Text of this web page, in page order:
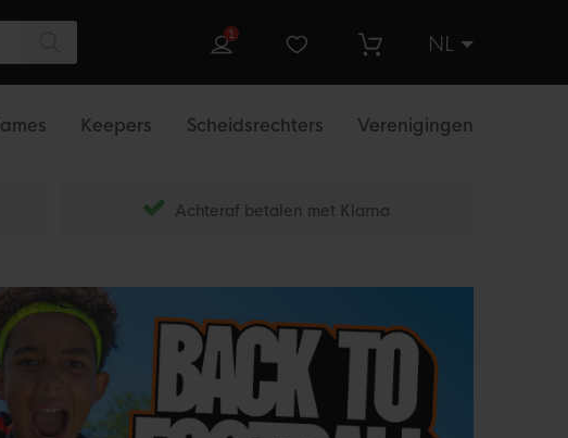
NL
1
Keepers Scheidsrechters Verenigingen
Achteraf betalen met Klarna